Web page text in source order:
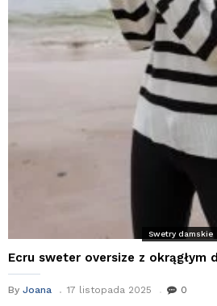
Swetry damskie
Ecru sweter oversize z okrągłym
By Joana 17 listopada 2025 0